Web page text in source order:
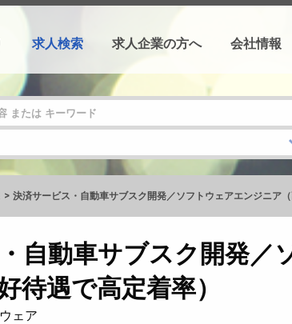
求人検索 求人企業の方へ 会社情報
決済サービス・自動車サブスク開発／ソフトウェアエンジニア
自動車サブスク開発／
待遇で高定着率）
ェア